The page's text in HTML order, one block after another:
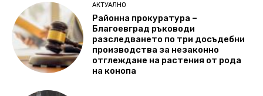
АКТУАЛНО
Районна прокуратура –
Благоевград ръководи
разследването по три досъдебни
производства за незаконно
отглеждане на растения от рода
на конопа